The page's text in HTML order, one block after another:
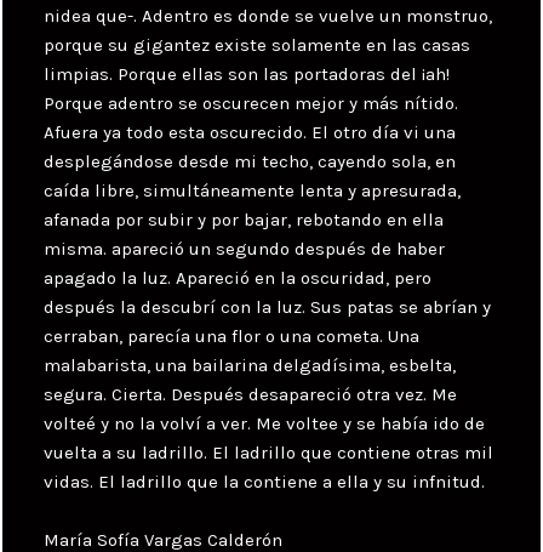
nidea que-. Adentro es donde se vuelve un monstruo,
porque su gigantez existe solamente en las casas
limpias. Porque ellas son las portadoras del ¡ah!
Porque adentro se oscurecen mejor y más nítido.
Afuera ya todo esta oscurecido. El otro día vi una
desplegándose desde mi techo, cayendo sola, en
caída libre, simultáneamente lenta y apresurada,
afanada por subir y por bajar, rebotando en ella
misma. apareció un segundo después de haber
apagado la luz. Apareció en la oscuridad, pero
después la descubrí con la luz. Sus patas se abrían y
cerraban, parecía una flor o una cometa. Una
malabarista, una bailarina delgadísima, esbelta,
segura. Cierta. Después desapareció otra vez. Me
volteé y no la volví a ver. Me voltee y se había ido de
vuelta a su ladrillo. El ladrillo que contiene otras mil
vidas. El ladrillo que la contiene a ella y su infnitud.
María Sofía Vargas Calderón